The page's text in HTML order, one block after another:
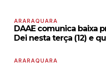
ARARAQUARA
DAAE comunica baixa
Dei nesta terça (12) e
ARARAQUARA